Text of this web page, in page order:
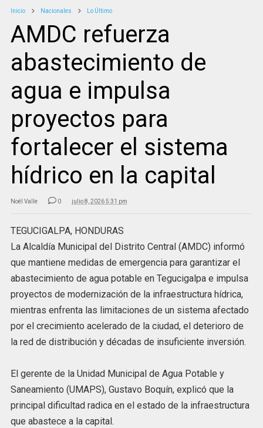
Inicio Nacionales Lo Último
AMDC refuerza
abastecimiento de
agua e impulsa
proyectos para
fortalecer el sistema
hídrico en la capital
Noél Valle 0 julio 8, 2026 5:31 pm
TEGUCIGALPA, HONDURAS
La Alcaldía Municipal del Distrito Central (AMDC) informó
que mantiene medidas de emergencia para garantizar el
abastecimiento de agua potable en Tegucigalpa e impulsa
proyectos de modernización de la infraestructura hídrica,
mientras enfrenta las limitaciones de un sistema afectado
por el crecimiento acelerado de la ciudad, el deterioro de
la red de distribución y décadas de insuficiente inversión.
El gerente de la Unidad Municipal de Agua Potable y
Saneamiento (UMAPS), Gustavo Boquín, explicó que la
principal dificultad radica en el estado de la infraestructura
que abastece a la capital.